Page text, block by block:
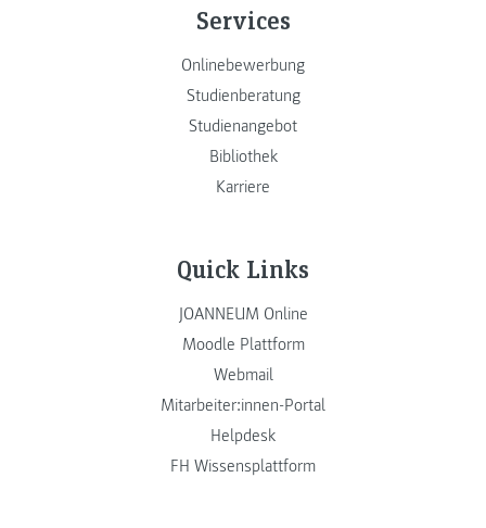
Services
Onlinebewerbung
Studienberatung
Studienangebot
Bibliothek
Karriere
Quick Links
JOANNEUM Online
Moodle Plattform
Webmail
Mitarbeiter:innen-Portal
Helpdesk
FH Wissensplattform